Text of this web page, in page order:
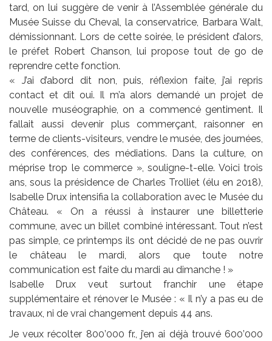
tard, on lui suggère de venir à l’Assemblée générale du
Musée Suisse du Cheval, la conservatrice, Barbara Walt,
démissionnant. Lors de cette soirée, le président d’alors,
le préfet Robert Chanson, lui propose tout de go de
reprendre cette fonction.
« J’ai d’abord dit non, puis, réflexion faite, j’ai repris
contact et dit oui. Il m’a alors demandé un projet de
nouvelle muséographie, on a commencé gentiment. Il
fallait aussi devenir plus commerçant, raisonner en
terme de clients-visiteurs, vendre le musée, des journées,
des conférences, des médiations. Dans la culture, on
méprise trop le commerce », souligne-t-elle. Voici trois
ans, sous la présidence de Charles Trolliet (élu en 2018),
Isabelle Drux intensifia la collaboration avec le Musée du
Château. « On a réussi à instaurer une billetterie
commune, avec un billet combiné intéressant. Tout n’est
pas simple, ce printemps ils ont décidé de ne pas ouvrir
le château le mardi, alors que toute notre
communication est faite du mardi au dimanche ! »
Isabelle Drux veut surtout franchir une étape
supplémentaire et rénover le Musée : « Il n’y a pas eu de
travaux, ni de vrai changement depuis 44 ans.
Je veux récolter 800’000 fr., j’en ai déjà trouvé 600’000